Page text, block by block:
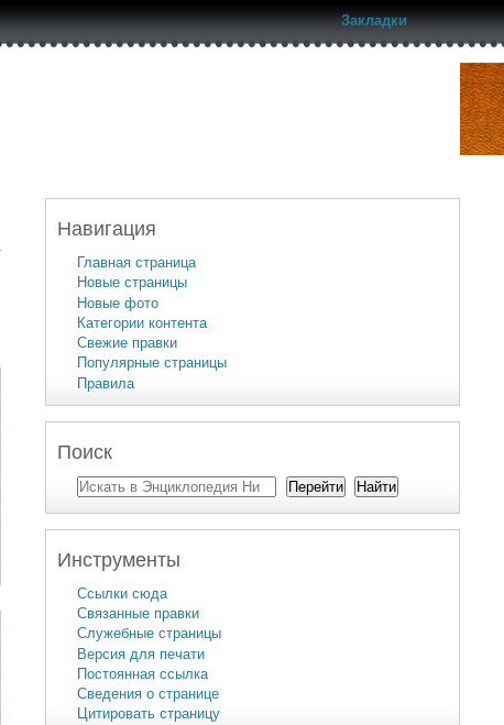
Закладки
Навигация
Главная страница
Новые страницы
Новые фото
Категории контента
Свежие правки
Популярные страницы
Правила
Поиск
Инструменты
Ссылки сюда
Связанные правки
Служебные страницы
Версия для печати
Постоянная ссылка
Сведения о странице
Цитировать страницу